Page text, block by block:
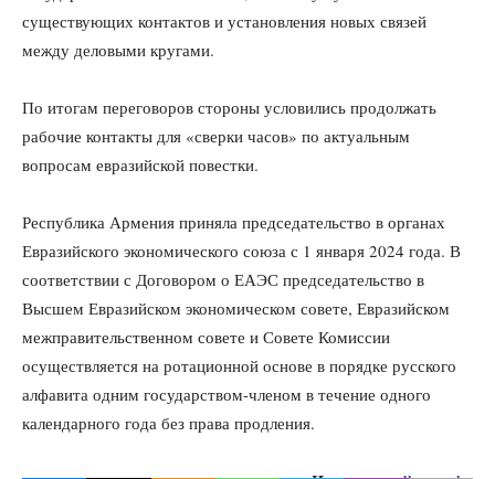
существующих контактов и установления новых связей
между деловыми кругами.
По итогам переговоров стороны условились продолжать
рабочие контакты для «сверки часов» по актуальным
вопросам евразийской повестки.
Республика Армения приняла председательство в органах
Евразийского экономического союза с 1 января 2024 года. В
соответствии с Договором о ЕАЭС председательство в
Высшем Евразийском экономическом совете, Евразийском
межправительственном совете и Совете Комиссии
осуществляется на ротационной основе в порядке русского
алфавита одним государством-членом в течение одного
календарного года без права продления.